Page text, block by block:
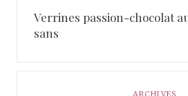
Verrines passion-chocolat
sans
ARCHIVES